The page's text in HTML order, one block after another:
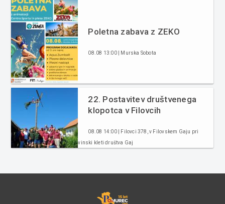
Poletna zabava z ZEKO
08.08 13:00 | Murska Sobota
22. Postavitev društvenega
klopotca v Filovcih
08.08 14:00 | Filovci 378, v Filovskem Gaju pri
vinski kleti društva Gaj